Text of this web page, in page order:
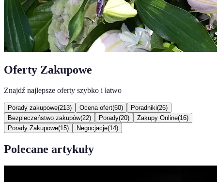
Oferty Zakupowe
Znajdź najlepsze oferty szybko i łatwo
Porady zakupowe(213) Ocena ofert(60) Poradniki(26)
Bezpieczeństwo zakupów(22) Porady(20) Zakupy Online(16)
Porady Zakupowe(15) Negocjacje(14)
Polecane artykuły